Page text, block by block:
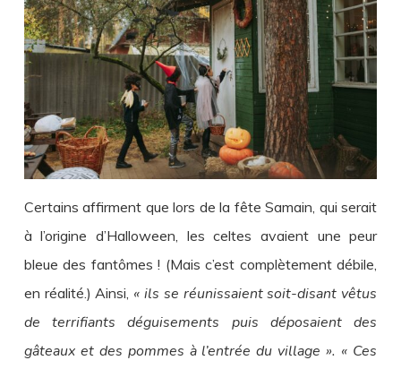
Certains affirment que lors de la fête Samain, qui serait
à l’origine d’Halloween, les celtes avaient une peur
bleue des fantômes ! (Mais c’est complètement débile,
en réalité.) Ainsi, « ils se réunissaient soit-disant vêtus
de terrifiants déguisements puis déposaient des
gâteaux et des pommes à l’entrée du village ». « Ces